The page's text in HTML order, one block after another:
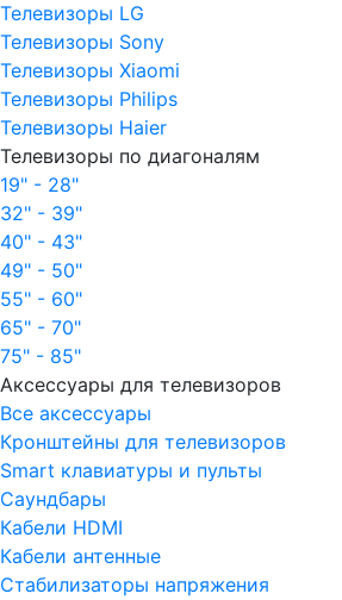
Телевизоры LG
Телевизоры Sony
Телевизоры Xiaomi
Телевизоры Philips
Телевизоры Haier
Телевизоры по диагоналям
19" - 28"
32" - 39"
40" - 43"
49" - 50"
55" - 60"
65" - 70"
75" - 85"
Аксессуары для телевизоров
Все аксессуары
Кронштейны для телевизоров
Smart клавиатуры и пульты
Саундбары
Кабели HDMI
Кабели антенные
Стабилизаторы напряжения